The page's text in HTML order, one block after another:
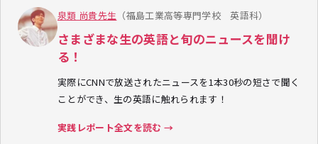
泉類 尚貴先生 （福島工業高等専門学校 英語科）
さまざまな生の英語と旬のニュースを聞け
る！
実際にCNNで放送されたニュースを1本30秒の短さで聞く
ことができ、生の英語に触れられます！
実践レポート全文を読む →